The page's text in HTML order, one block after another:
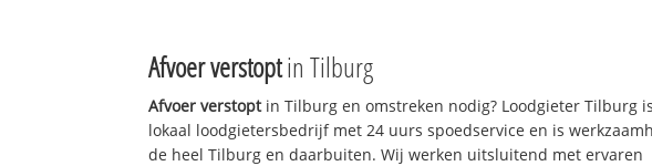
Afvoer verstoptin Tilburg
Afvoer verstoptin Tilburg en omstreken nodig? Loodgieter Tilburg
lokaal loodgietersbedrijf met 24 uurs spoedservice en is
de heel Tilburg en daarbuiten. Wij werken uitsluitend met ervaren